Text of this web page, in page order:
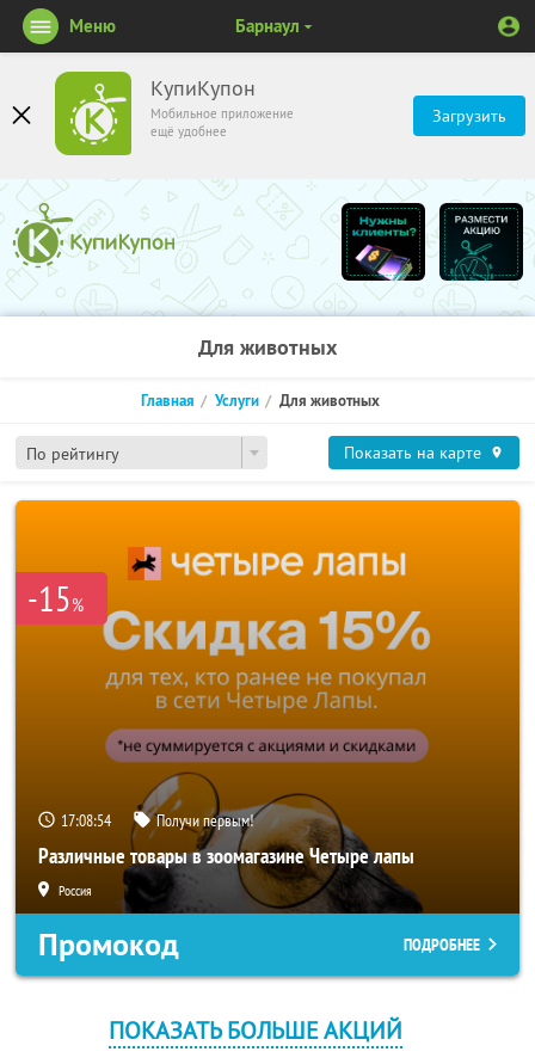
КупиКупон
Мобильное приложение
ещё удобнее
Загрузить
Меню Барнаул
Для животных
По рейтингу
Главная Услуги Для животных
Показать на карте
-15%
17:08:54 Получи первым!
Различные товары в зоомагазине Четыре лапы
Россия
Промокод ПОДРОБНЕЕ
ПОКАЗАТЬ БОЛЬШЕ АКЦИЙ